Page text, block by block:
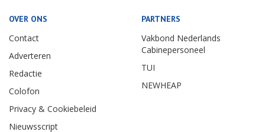
OVER ONS
Contact
Adverteren
Redactie
Colofon
Privacy & Cookiebeleid
Nieuwsscript
PARTNERS
Vakbond Nederlands
Cabinepersoneel
TUI
NEWHEAP